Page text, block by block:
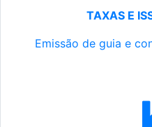
TAXAS E
Emissão de guia e